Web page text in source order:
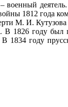
1812 года
М. И.
1826 году
году